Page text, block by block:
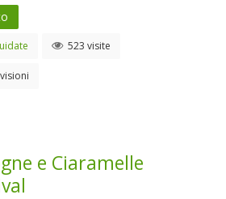
523 visite
e Ciaramelle